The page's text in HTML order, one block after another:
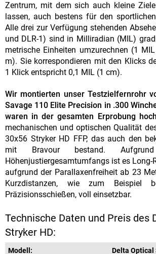
Zentrum, mit dem sich auch kleine
lassen, auch bestens für den
Alle drei zur Verfügung stehenden
und DLR-1) sind in Milliradian (MIL)
metrische Einheiten umzurechnen (1
m). Sie korrespondieren mit den Klicks
1 Klick entspricht 0,1 MIL (1 cm).
Wir montierten unser Testzielfernrohr
Savage 110 Elite Precision in .300
waren in der gesamten Erprobung
mechanischen und optischen Qualität
30x56 Stryker HD FFP, das auch den
mit Bravour bestand.
Höhenjustiergesamtumfangs ist es Long-
aufgrund der Parallaxenfreiheit ab 23
Kurzdistanzen, wie zum Beispiel
Präzisionsschießen, voll einsetzbar.
Technische Daten und Preis des
Stryker HD:
Modell:
Delta Optical